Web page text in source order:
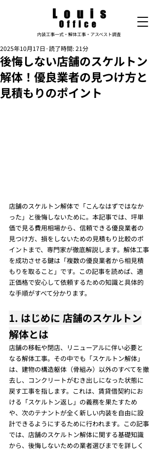
内装工事一式・解体工事・アスベスト調査
後悔しない店舗のスケルトン
解体！優良業者の見つけ方と
見積もりのポイント
2025年10月17日 読了時間: 21分
店舗のスケルトン解体で「こんなはずではなか
った」と後悔しないために。本記事では、坪単
価で見る費用相場から、信頼できる優良業者の
見つけ方、損をしないための見積もり比較のポ
イントまで、専門家が徹底解説します。解体工事
を成功させる鍵は「複数の優良業者から相見積
もりを取ること」です。この記事を読めば、適
正価格で安心して依頼するための知識と具体的
な手順がすべて分かります。
1. はじめに 店舗のスケルトン
解体とは
店舗の移転や閉店、リニューアルに伴い必要と
なる解体工事。その中でも「スケルトン解体」
は、建物の構造躯体（骨組み）以外のすべてを撤
去し、コンクリートがむき出しになった状態に
戻す工事を指します。これは、賃貸借契約にお
ける「スケルトン返し」の義務を果たすため
や、次のテナントが全く新しい内装を自由に設
計できるようにするために行われます。この記事
では、店舗のスケルトン解体に関する基礎知識
から、後悔しないための業者選びまでを詳しく